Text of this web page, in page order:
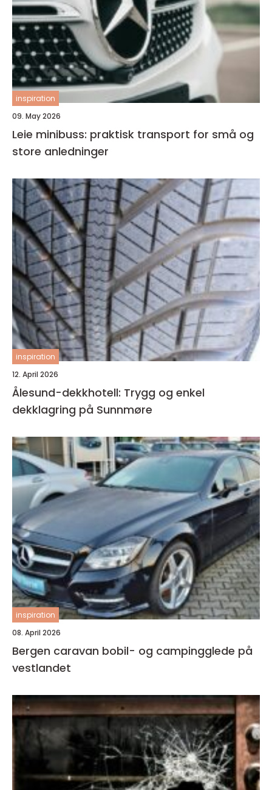
inspiration
09. May 2026
Leie minibuss: praktisk transport for små og
store anledninger
inspiration
12. April 2026
Ålesund-dekkhotell: Trygg og enkel
dekklagring på Sunnmøre
inspiration
08. April 2026
Bergen caravan bobil- og campingglede på
vestlandet